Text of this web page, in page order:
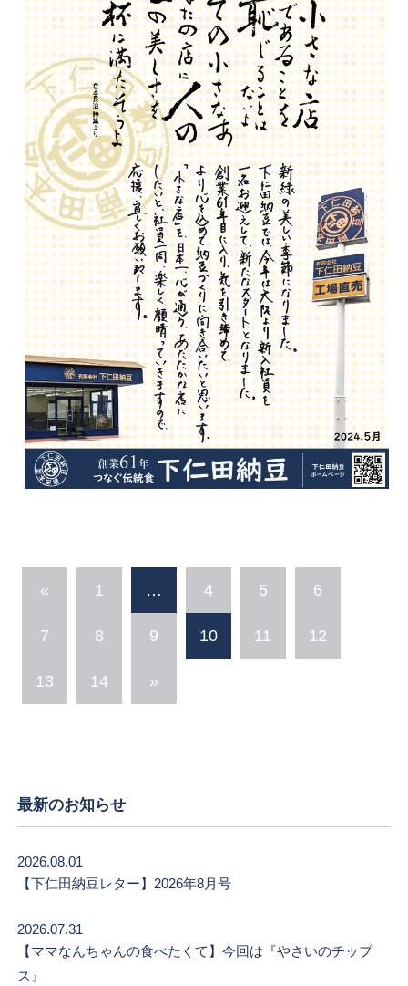
« 1 … 4 5 6
7 8 9 10 11 12
13 14 »
最新のお知らせ
【下仁田納豆レター】2026年8月号
2026.08.01
【ママなんちゃんの食べたくて】今回は『やさいのチップ
ス』
2026.07.31